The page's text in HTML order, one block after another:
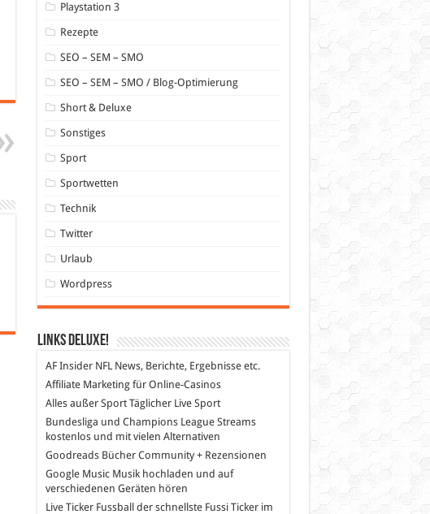
Playstation 3
Rezepte
SEO – SEM – SMO
SEO – SEM – SMO / Blog-Optimierung
Short & Deluxe
Sonstiges
Sport
Sportwetten
Technik
Twitter
Urlaub
Wordpress
Links DeLuXe!
AF InsiderNFL News, Berichte, Ergebnisse etc.
Affiliate Marketingfür Online-Casinos
Alles außer SportTäglicher Live Sport
Bundesliga und Champions League Streams
kostenlos und mit vielen Alternativen
GoodreadsBücher Community + Rezensionen
Google MusicMusik hochladen und auf
verschiedenen Geräten hören
Live Ticker Fussball
der schnellste Fussi Ticker im